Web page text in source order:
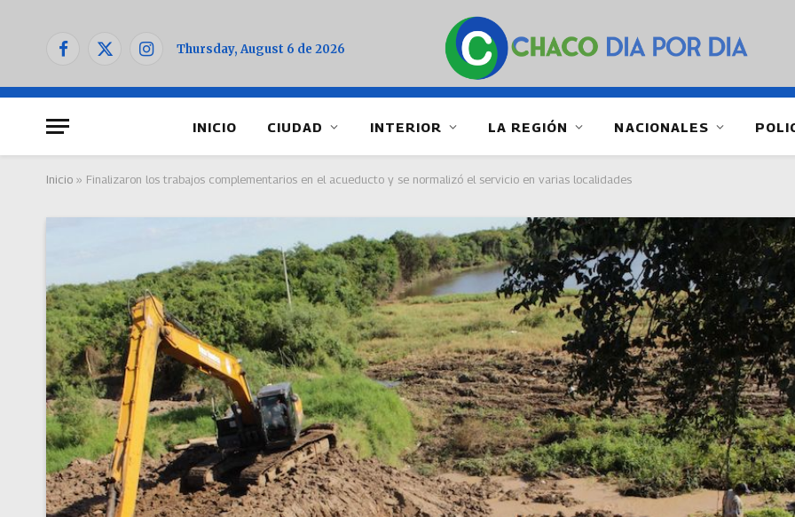
Facebook
X
InstagramThursday, August 6 de 2026
INICIO CIUDAD INTERIOR LA REGIÓN NACIONALES
Inicio » Finalizaron los trabajos complementarios en el acueducto y se normalizó el servicio en varias localidades